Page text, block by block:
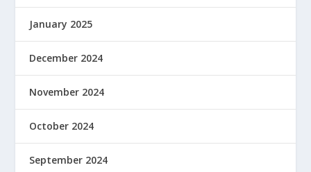
January 2025
December 2024
November 2024
October 2024
September 2024